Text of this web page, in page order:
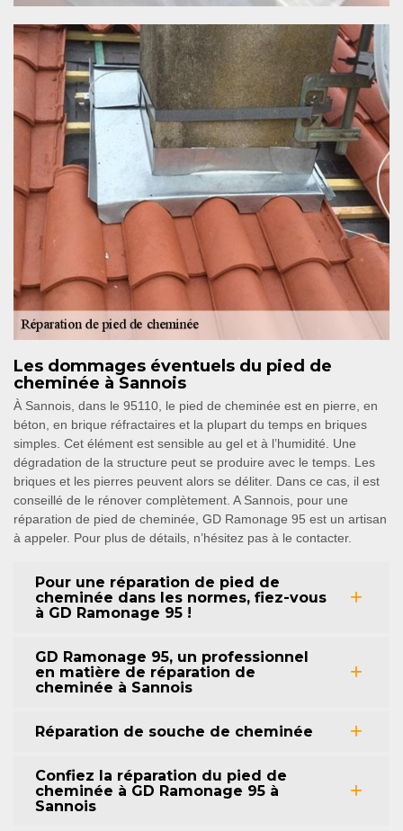
Les dommages éventuels du pied de
cheminée à Sannois
À Sannois, dans le 95110, le pied de cheminée est en pierre, en
béton, en brique réfractaires et la plupart du temps en briques
simples. Cet élément est sensible au gel et à l’humidité. Une
dégradation de la structure peut se produire avec le temps. Les
briques et les pierres peuvent alors se déliter. Dans ce cas, il est
conseillé de le rénover complètement. A Sannois, pour une
réparation de pied de cheminée, GD Ramonage 95 est un artisan
à appeler. Pour plus de détails, n’hésitez pas à le contacter.
Pour une réparation de pied de
cheminée dans les normes, fiez-vous
à GD Ramonage 95 !
GD Ramonage 95, un professionnel
en matière de réparation de
cheminée à Sannois
Réparation de souche de cheminée
Confiez la réparation du pied de
cheminée à GD Ramonage 95 à
Sannois